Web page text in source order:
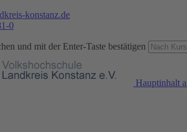
konstanz.de
0
und mit der Enter-Taste bestätigen
Hauptinhalt